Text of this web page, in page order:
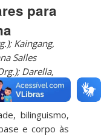
para
Kaingang,
Salles
Darella,
Natália (Org.)
bilinguismo,
e corpo às